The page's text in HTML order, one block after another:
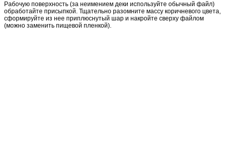
Рабочую поверхность (за неимением деки используйте обычный файл)
обработайте присыпкой. Тщательно разомните массу коричневого цвета,
сформируйте из нее приплюснутый шар и накройте сверху файлом
(можно заменить пищевой пленкой).